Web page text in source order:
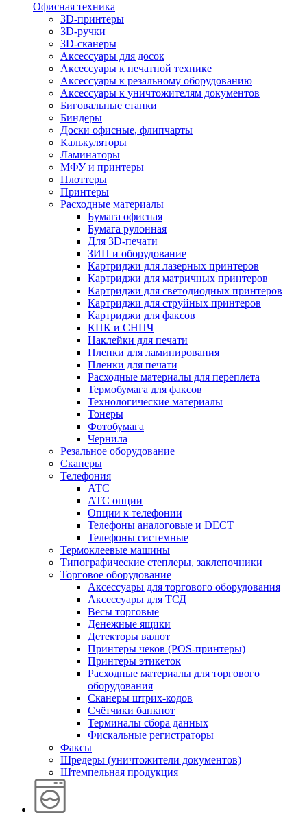
Офисная техника
3D-принтеры
3D-ручки
3D-сканеры
Аксессуары для досок
Аксессуары к печатной технике
Аксессуары к резальному оборудованию
Аксессуары к уничтожителям документов
Биговальные станки
Биндеры
Доски офисные, флипчарты
Калькуляторы
Ламинаторы
МФУ и принтеры
Плоттеры
Принтеры
Расходные материалы
Бумага офисная
Бумага рулонная
Для 3D-печати
ЗИП и оборудование
Картриджи для лазерных принтеров
Картриджи для матричных принтеров
Картриджи для светодиодных принтеров
Картриджи для струйных принтеров
Картриджи для факсов
КПК и СНПЧ
Наклейки для печати
Пленки для ламинирования
Пленки для печати
Расходные материалы для переплета
Термобумага для факсов
Технологические материалы
Тонеры
Фотобумага
Чернила
Резальное оборудование
Сканеры
Телефония
АТС
АТС опции
Опции к телефонии
Телефоны аналоговые и DECT
Телефоны системные
Термоклеевые машины
Типографические степлеры, заклепочники
Торговое оборудование
Аксессуары для торгового оборудования
Аксессуары для ТСД
Весы торговые
Денежные ящики
Детекторы валют
Принтеры чеков (POS-принтеры)
Принтеры этикеток
Расходные материалы для торгового
оборудования
Сканеры штрих-кодов
Счётчики банкнот
Терминалы сбора данных
Фискальные регистраторы
Факсы
Шредеры (уничтожители документов)
Штемпельная продукция